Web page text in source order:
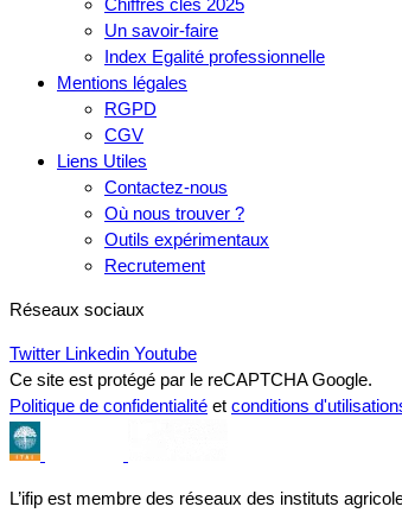
Un savoir-faire
Index Egalité professionnelle
Mentions légales
RGPD
CGV
Liens Utiles
Contactez-nous
Où nous trouver ?
Outils expérimentaux
Recrutement
Réseaux sociaux
Twitter Linkedin Youtube
Ce site est protégé par le reCAPTCHA Google.
Politique de confidentialité et conditions
L’ifip est membre des réseaux des instituts